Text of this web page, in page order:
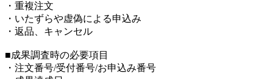
・重複注文
・いたずらや虚偽による申込み
・返品、キャンセル
■成果調査時の必要項目
・注文番号/受付番号/お申込み番号